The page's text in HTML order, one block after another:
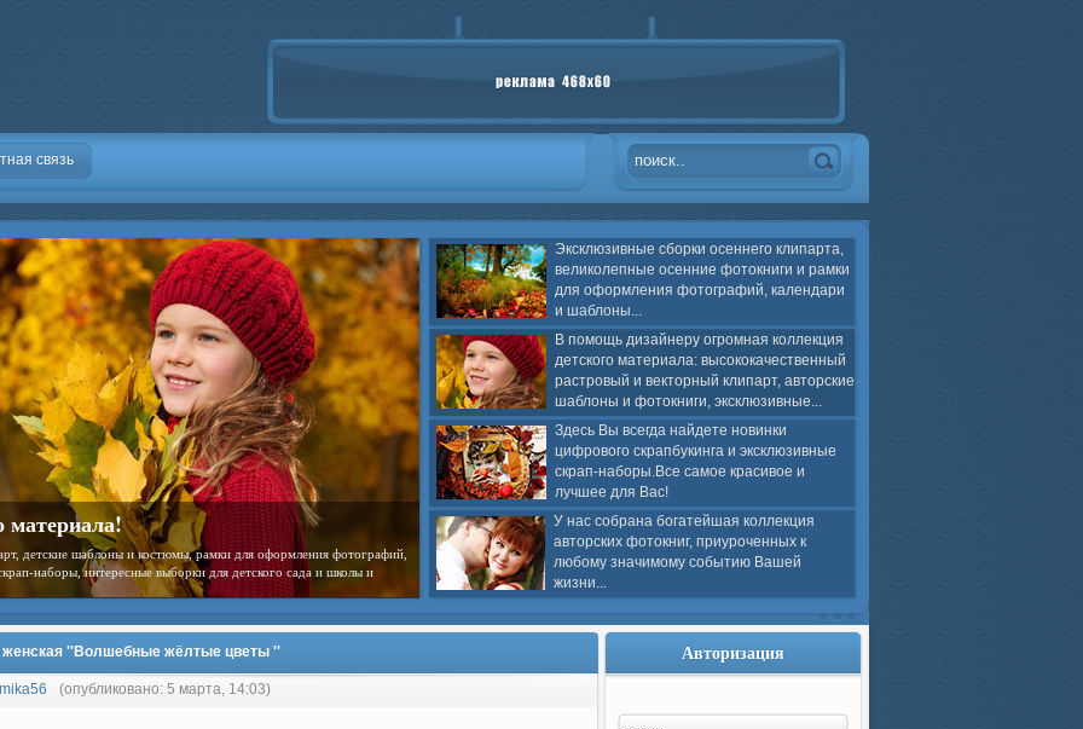
связь
Эксклюзивные сборки осеннего клипарта,
великолепные осенние фотокниги и рамки
для оформления фотографий, календари
и шаблоны...
В помощь дизайнеру огромная коллекция
детского материала: высококачественный
растровый и векторный клипарт, авторские
шаблоны и фотокниги, эксклюзивные...
Здесь Вы всегда найдете новинки
цифрового скрапбукинга и эксклюзивные
скрап-наборы.Все самое красивое и
лучшее для Вас!
У нас собрана богатейшая коллекция
авторских фотокниг, приуроченных к
любому значимому событию Вашей
жизни...
материала!
детские шаблоны и костюмы, рамки для оформления фотографий,
наборы, интересные выборки для детского сада и школы и
женская ''Волшебные жёлтые цветы ''
mika56 (опубликовано: 5 марта, 14:03)
Авторизация